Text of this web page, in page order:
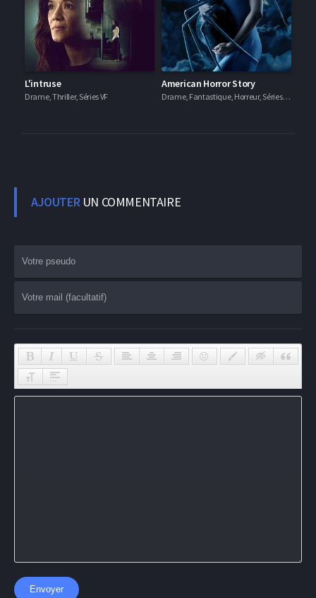
L'intruse
Drame, Thriller, Séries VF
American Horror Story
Drame, Fantastique, Horreur, Séries VF
AJOUTERUN COMMENTAIRE
Envoyer